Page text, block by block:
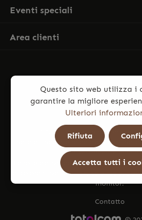
Eventi speciali
Area clienti
* Tutti i prezzi sono
spese di spedizione
ed eventuali spese
diversamente
Le foto dei prodotti potrebbero
di colore rispetto all’articolo reale,
monitor.
Contatto
Questo sito web utilizza i
garantire la migliore
Ulteriori
Rifiuta
Accetta tutti i